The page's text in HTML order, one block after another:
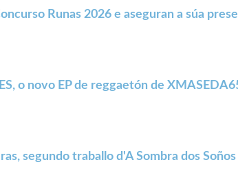
Runas 2026 e aseguran a súa
o novo EP de reggaetón de
segundo traballo d'A Sombra dos Soños